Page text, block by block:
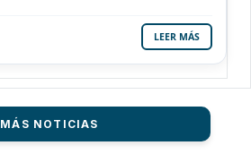
LEER MÁS
MÁS NOTICIAS